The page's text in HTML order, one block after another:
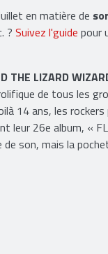
en matière de
? Suivez l'guide pour
THE LIZARD
de tous les
14 ans, les rockers
leur 26e album, «
de son, mais la